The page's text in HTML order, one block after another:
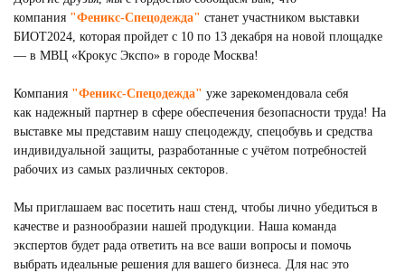
компания "Феникс-Спецодежда" станет участником выставки
БИОТ2024, которая пройдет с 10 по 13 декабря на новой площадке
— в МВЦ «Крокус Экспо» в городе Москва!
Компания "Феникс-Спецодежда" уже зарекомендовала себя
как надежный партнер в сфере обеспечения безопасности труда! На
выставке мы представим нашу спецодежду, спецобувь и средства
индивидуальной защиты, разработанные с учётом потребностей
рабочих из самых различных секторов.
Мы приглашаем вас посетить наш стенд, чтобы лично убедиться в
качестве и разнообразии нашей продукции. Наша команда
экспертов будет рада ответить на все ваши вопросы и помочь
выбрать идеальные решения для вашего бизнеса. Для нас это